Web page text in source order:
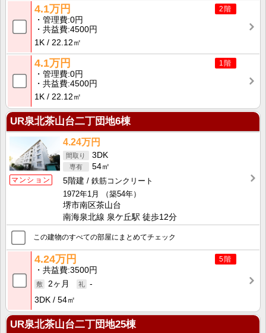
2階
4.1万円
管理費 0円
共益費 4500円
1K
22.12㎡
1階
4.1万円
管理費 0円
共益費 4500円
1K
22.12㎡
UR泉北茶山台二丁団地6棟
マンション
4.24万円
3DK
54㎡
5階建
鉄筋コンクリート
1972年1月
（築54年）
堺市南区茶山台
南海泉北線 泉ケ丘駅 徒歩12分
この建物のすべての部屋にまとめてチェック
5階
4.24万円
共益費 3500円
2ヶ月
-
3DK
54㎡
UR泉北茶山台二丁団地25棟